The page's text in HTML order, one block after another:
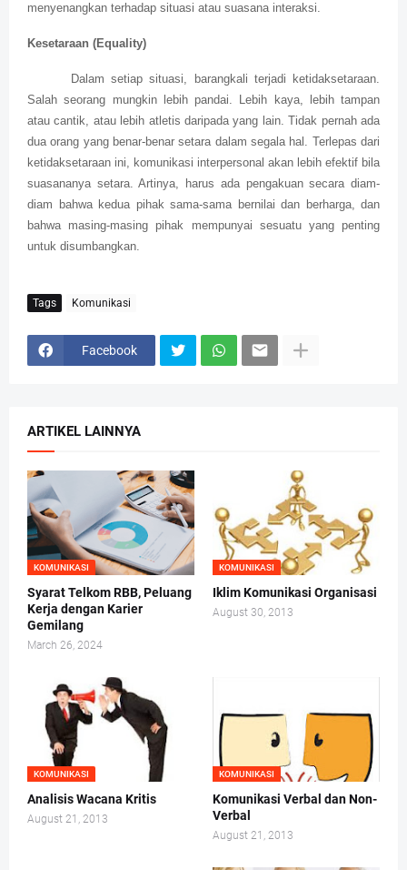
menyenangkan terhadap situasi atau suasana interaksi.
Kesetaraan (Equality)
Dalam setiap situasi, barangkali terjadi ketidaksetaraan.
Salah seorang mungkin lebih pandai. Lebih kaya, lebih tampan
atau cantik, atau lebih atletis daripada yang lain. Tidak pernah ada
dua orang yang benar-benar setara dalam segala hal. Terlepas dari
ketidaksetaraan ini, komunikasi interpersonal akan lebih efektif bila
suasananya setara. Artinya, harus ada pengakuan secara diam-
diam bahwa kedua pihak sama-sama bernilai dan berharga, dan
bahwa masing-masing pihak mempunyai sesuatu yang penting
untuk disumbangkan.
Tags Komunikasi
Facebook
ARTIKEL LAINNYA
KOMUNIKASI
Syarat Telkom RBB, Peluang
Kerja dengan Karier
Gemilang
March 26, 2024
KOMUNIKASI
Iklim Komunikasi Organisasi
August 30, 2013
KOMUNIKASI
Analisis Wacana Kritis
August 21, 2013
KOMUNIKASI
Komunikasi Verbal dan Non-
Verbal
August 21, 2013